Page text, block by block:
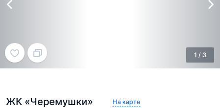
ЖК «Черемушки» На карте
1 / 3